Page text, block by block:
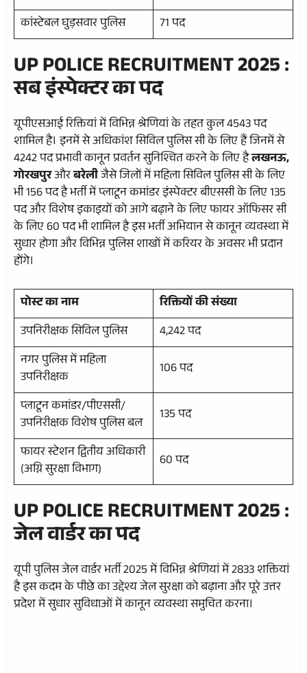
कांस्टेबल घुड़सवार पुलिस
71 पद
UP POLICE RECRUITMENT 2025 :
सब इंस्पेक्टर का पद
यूपीएसआई रिक्तियां में विभिन्न श्रेणियां के तहत कुल 4543 पद
शामिल है। इनमें से अधिकांश सिविल पुलिस सी के लिए हैं जिनमें से
4242 पद प्रभावी कानून प्रवर्तन सुनिश्चित करने के लिए हैलखनऊ,
गोरखपुरऔरबरेलीजैसे जिलों में महिला सिविल पुलिस सी के लिए
भी 156 पद है भर्ती में प्लाटून कमांडर इंस्पेक्टर बीएससी के लिए 135
पद और विशेष इकाइयों को आगे बढ़ाने के लिए फायर ऑफिसर सी
के लिए 60 पद भी शामिल है इस भर्ती अभियान से कानून व्यवस्था में
सुधार होगा और विभिन्न पुलिस शाखों में करियर के अवसर भी प्रदान
होंगे।
पोस्ट का नाम
रिक्तियों की संख्या
उपनिरीक्षक सिविल पुलिस
4,242 पद
नगर पुलिस में महिला
उपनिरीक्षक
106 पद
प्लाटून कमांडर/पीएससी/
उपनिरीक्षक विशेष पुलिस बल
135 पद
फायर स्टेशन द्वितीय अधिकारी
(अग्नि सुरक्षा विभाग)
60 पद
UP POLICE RECRUITMENT 2025 :
जेल वार्डर का पद
यूपी पुलिस जेल वार्डर भर्ती 2025 में विभिन्न श्रेणियां में 2833 शक्तियां
है इस कदम के पीछे का उद्देश्य जेल सुरक्षा को बढ़ाना और पूरे उत्तर
प्रदेश में सुधार सुविधाओं में कानून व्यवस्था समुचित करना।